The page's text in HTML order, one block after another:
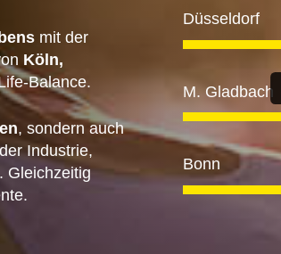
mit der
Köln,
Balance.
, sondern auch
Industrie,
. Gleichzeitig
Düsseldorf
M. Gladbach
Bonn